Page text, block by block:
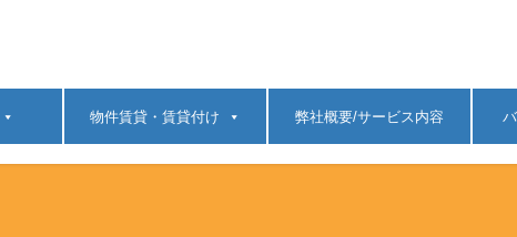
物件賃貸・賃貸付け 弊社概要/サービス内容